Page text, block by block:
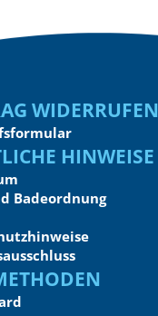
widerrufen
Hinweise
Badeordnung